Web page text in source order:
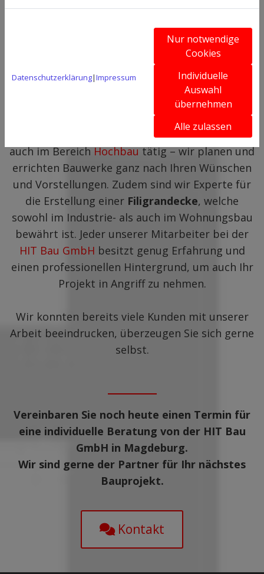
Hervorragende Qualitätsarbeiten von
Spezialisten
UnsereMaurer- und Betonarbeitensind die
Basis für das Entstehen von neuem Wohnraum
und der Ausbesserung von umwelt- oder
altersbedingten Schäden. Allerdings sind wir
auch im BereichHochbautätig – wir planen und
errichten Bauwerke ganz nach Ihren Wünschen
und Vorstellungen. Zudem sind wir Experte für
die Erstellung einer Filigrandecke, welche
sowohl im Industrie- als auch im Wohnungsbau
bewährt ist. Jeder unserer Mitarbeiter bei der
HIT Bau GmbH besitzt genug Erfahrung und
einen professionellen Hintergrund, um auch Ihr
Projekt in Angriff zu nehmen.
Wir konnten bereits viele Kunden mit unserer
Arbeit beeindrucken, überzeugen Sie sich gerne
selbst.
Vereinbaren Sie noch heute einen Termin für
eine individuelle Beratung von der HIT Bau
GmbH in Magdeburg.
Wir sind gerne der Partner für Ihr nächstes
Bauprojekt.
Kontakt
Datenschutzerklärung|Impressum
Nur notwendige
Cookies
Individuelle
Auswahl
übernehmen
Alle zulassen